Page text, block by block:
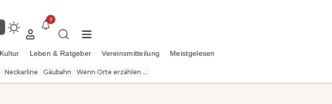
9
Kultur Leben & Ratgeber Vereinsmitteilung Meistgelesen
Neckarline Gäubahn Wenn Orte erzählen ...